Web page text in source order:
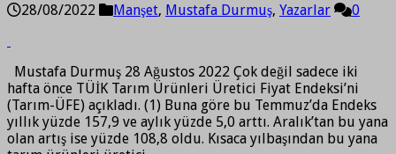
28/08/2022 Manşet, Mustafa Durmuş, Yazarlar 0
Mustafa Durmuş 28 Ağustos 2022 Çok değil sadece iki
hafta önce TÜİK Tarım Ürünleri Üretici Fiyat Endeksi’ni
(Tarım-ÜFE) açıkladı. (1) Buna göre bu Temmuz’da Endeks
yıllık yüzde 157,9 ve aylık yüzde 5,0 arttı. Aralık’tan bu yana
olan artış ise yüzde 108,8 oldu. Kısaca yılbaşından bu yana